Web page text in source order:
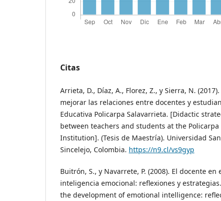
Citas
Arrieta, D., Díaz, A., Florez, Z., y Sierra, N.
mejorar las relaciones entre docentes y
Educativa Policarpa Salavarrieta. [Didactic
between teachers and students at the
Institution]. (Tesis de Maestría). Universidad
Sincelejo, Colombia. https://n9.cl/vs9gyp
Buitrón, S., y Navarrete, P. (2008). El docente
inteligencia emocional: reflexiones y
the development of emotional intelligence: